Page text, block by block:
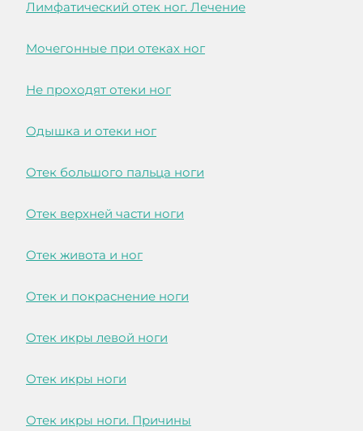
Лимфатический отек ног. Лечение
Мочегонные при отеках ног
Не проходят отеки ног
Одышка и отеки ног
Отек большого пальца ноги
Отек верхней части ноги
Отек живота и ног
Отек и покраснение ноги
Отек икры левой ноги
Отек икры ноги
Отек икры ноги. Причины